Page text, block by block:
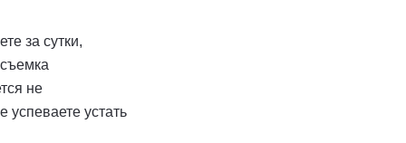
за сутки,
не
устать